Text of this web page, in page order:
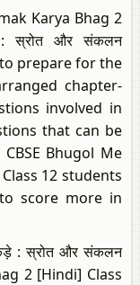
Karya Bhag 2
स्रोत और संकलन
prepare for the
chapter-
involved in
that can be
Bhugol Me
12 students
score more in
: स्रोत और संकलन
2 [Hindi] Class